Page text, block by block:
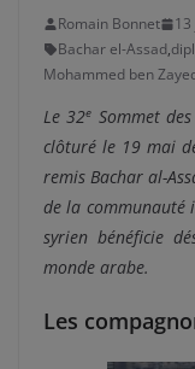
Romain Bonnet
Bachar el-Assad,
Mohammed ben
Le 32e Sommet
clôturé le 19 mai
remis Bachar al-
de la communauté
syrien bénéficie
monde arabe.
Les